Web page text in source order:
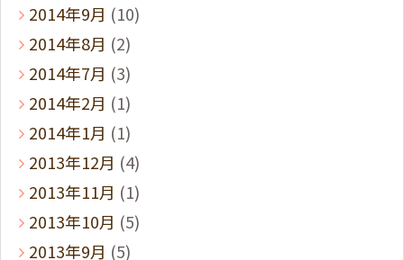
2014年9月 (10)
2014年8月 (2)
2014年7月 (3)
2014年2月 (1)
2014年1月 (1)
2013年12月 (4)
2013年11月 (1)
2013年10月 (5)
2013年9月 (5)